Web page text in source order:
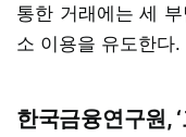
통한 거래에는 세
소 이용을 유도한다.
한국금융연구원,